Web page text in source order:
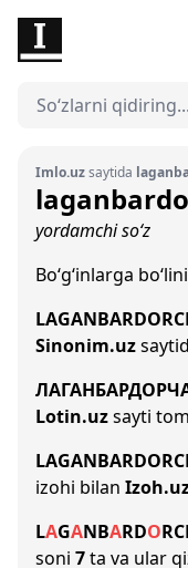
Imlo.uzsaytida
yordamchi so‘z
Bo‘g‘inlarga
Sinonim.uz
Lotin.uzsayti
izohi bilan
LAGANBARDOR
soni 7ta va ular